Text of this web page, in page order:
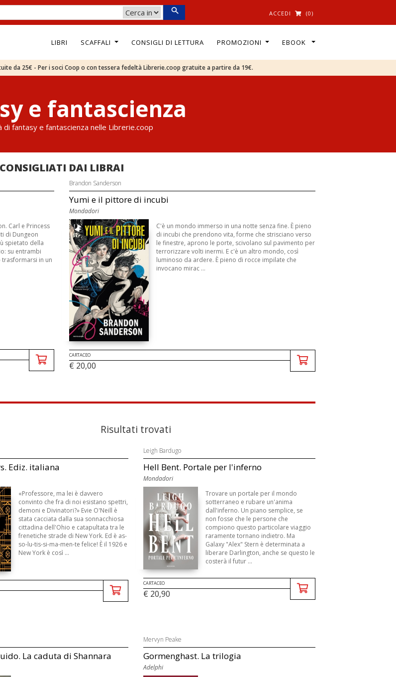
ACCEDI (0)
LIBRI SCAFFALI CONSIGLI DI LETTURA PROMOZIONI EBOOK
da 25€ - Per i soci Coop o con tessera fedeltà Librerie.coop gratuite a partire da 19€.
e fantascienza
di fantasy e fantascienza nelle Librerie.coop
CONSIGLIATI DAI LIBRAI
Carl e Princess
di Dungeon
spietato della
su entrambi
trasformarsi in un
Brandon Sanderson
Yumi e il pittore di incubi
Mondadori
C'è un mondo immerso in una notte senza fine. È pieno
di incubi che prendono vita, forme che strisciano verso
le finestre, aprono le porte, scivolano sul pavimento per
terrorizzare volti inermi. E c'è un altro mondo, così
luminoso da ardere. È pieno di rocce impilate che
invocano mirac ...
CARTACEO
€ 20,00
Risultati trovati
Ediz. italiana
«Professore, ma lei è davvero
convinto che fra di noi esistano spettri,
demoni e Divinatori?» Evie O'Neill è
stata cacciata dalla sua sonnacchiosa
cittadina dell'Ohio e catapultata tra le
frenetiche strade di New York. Ed è as-
so-lu-tis-si-ma-men-te felice! È il 1926 e
New York è così ...
Leigh Bardugo
Hell Bent. Portale per l'inferno
Mondadori
Trovare un portale per il mondo
sotterraneo e rubare un'anima
dall'inferno. Un piano semplice, se
non fosse che le persone che
compiono questo particolare viaggio
raramente tornano indietro. Ma
Galaxy "Alex" Stern è determinata a
liberare Darlington, anche se questo le
costerà il futur ...
CARTACEO
€ 20,90
La caduta di Shannara
Mervyn Peake
Gormenghast. La trilogia
Adelphi